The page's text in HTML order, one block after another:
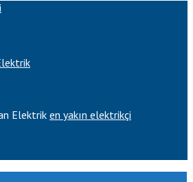
Elektrik en yakın elektrikçi